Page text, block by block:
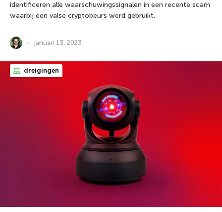
identificeren alle waarschuwingssignalen in een recente scam
waarbij een valse cryptobeurs werd gebruikt.
januari 13, 2023
dreigingen